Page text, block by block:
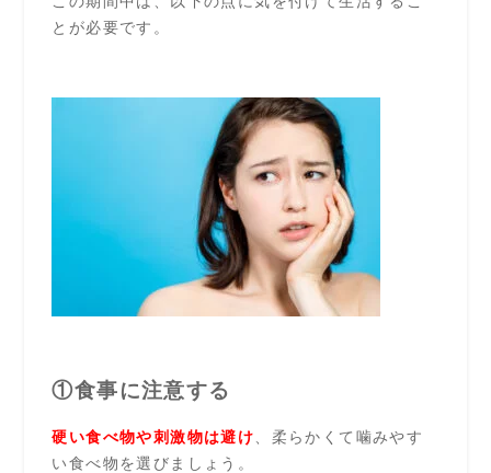
とが必要です。
①食事に注意する
硬い食べ物や刺激物は避け 、柔らかくて噛みやす
い食べ物を選びましょう。